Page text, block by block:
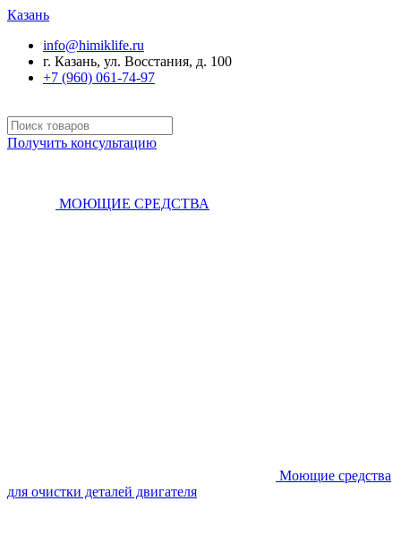
Казань
info@himiklife.ru
г. Казань, ул. Восстания, д. 100
+7 (960) 061-74-97
Получить консультацию
МОЮЩИЕ СРЕДСТВА
Моющие средства
для очистки деталей двигателя